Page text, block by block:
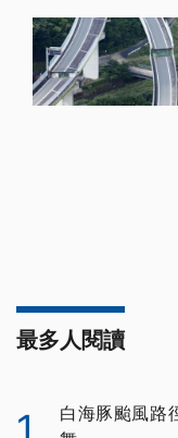
最多人閱讀
白海豚颱風路